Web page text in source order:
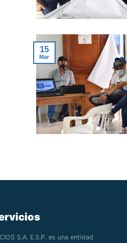
15
Mar
S.A. E.S.P. es una entidad